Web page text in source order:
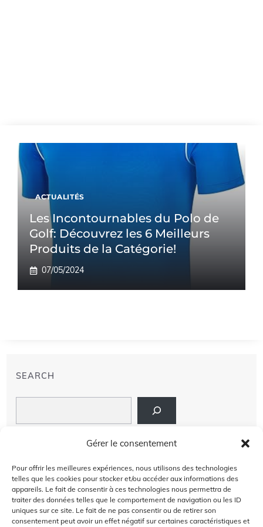
Gérer le consentement
Pour offrir les meilleures expériences, nous utilisons des technologies
telles que les cookies pour stocker et/ou accéder aux informations des
appareils. Le fait de consentir à ces technologies nous permettra de
traiter des données telles que le comportement de navigation ou les ID
uniques sur ce site. Le fait de ne pas consentir ou de retirer son
consentement peut avoir un effet négatif sur certaines caractéristiques et
ACTUALITÉS
Les Incontournables du Polo de
Golf: Découvrez les 6 Meilleurs
Produits de la Catégorie!
07/05/2024
SEARCH
À PROPOS DE NOUS
AVIS DE NON-RESPONSABILITÉ